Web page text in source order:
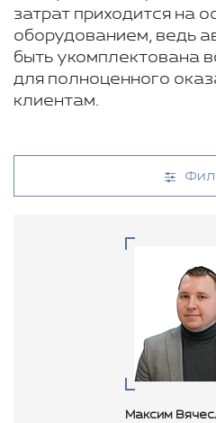
затрат приходится на
оборудованием, ведь
быть укомплектована
для полноценного
клиентам.
Максим